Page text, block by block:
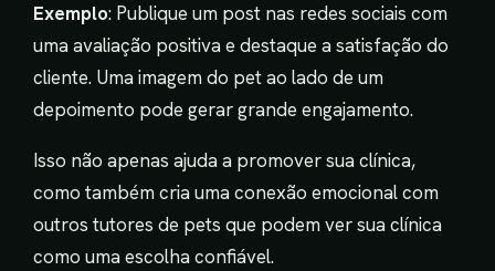
Exemplo: Publique um post nas redes sociais com
uma avaliação positiva e destaque a satisfação do
cliente. Uma imagem do pet ao lado de um
depoimento pode gerar grande engajamento.
Isso não apenas ajuda a promover sua clínica,
como também cria uma conexão emocional com
outros tutores de pets que podem ver sua clínica
como uma escolha confiável.